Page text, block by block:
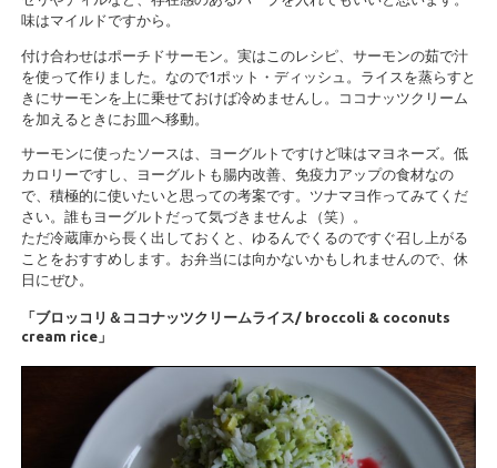
味はマイルドですから。
付け合わせはポーチドサーモン。実はこのレシピ、サーモンの茹で汁
を使って作りました。なので1ポット・ディッシュ。ライスを蒸らすと
きにサーモンを上に乗せておけば冷めませんし。ココナッツクリーム
を加えるときにお皿へ移動。
サーモンに使ったソースは、ヨーグルトですけど味はマヨネーズ。低
カロリーですし、ヨーグルトも腸内改善、免疫力アップの食材なの
で、積極的に使いたいと思っての考案です。ツナマヨ作ってみてくだ
さい。誰もヨーグルトだって気づきませんよ（笑）。
ただ冷蔵庫から長く出しておくと、ゆるんでくるのですぐ召し上がる
ことをおすすめします。お弁当には向かないかもしれませんので、休
日にぜひ。
「ブロッコリ＆ココナッツクリームライス/ broccoli & coconuts
cream rice」